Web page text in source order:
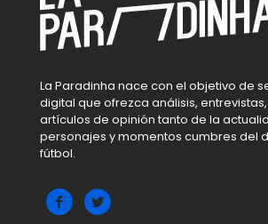
La Paradinha nace con el objetivo de
digital que ofrezca análisis,
artículos de opinión tanto de la
personajes y momentos cumbres del
fútbol.